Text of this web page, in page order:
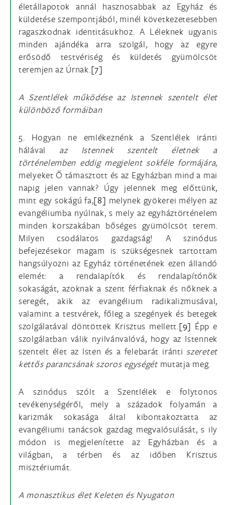
életállapotok annál hasznosabbak az Egyház és
küldetése szempontjából, minél következetesebben
ragaszkodnak identitásukhoz. A Léleknek ugyanis
minden ajándéka arra szolgál, hogy az egyre
erősödő testvériség és küldetés gyümölcsöt
teremjen az Úrnak.[7]
A Szentlélek működése az Istennek szentelt élet
különböző formáiban
5. Hogyan ne emlékeznénk a Szentlélek iránti
hálával az Istennek szentelt életnek a
történelemben eddig megjelent sokféle formájára,
melyeket Ő támasztott és az Egyházban mind a mai
napig jelen vannak? Úgy jelennek meg előttünk,
mint egy sokágú fa,[8] melynek gyökerei mélyen az
evangéliumba nyúlnak, s mely az egyháztörténelem
minden korszakában bőséges gyümölcsöt terem.
Milyen csodálatos gazdagság! A szinódus
befejezésekor magam is szükségesnek tartottam
hangsúlyozni az Egyház történetének ezen állandó
elemét: a rendalapítók és rendalapítónők
sokaságát, azoknak a szent férfiaknak és nőknek a
seregét, akik az evangélium radikalizmusával,
valamint a testvérek, főleg a szegények és betegek
szolgálatával döntöttek Krisztus mellett.[9] Épp e
szolgálatban válik nyilvánvalóvá, hogy az Istennek
szentelt élet az Isten és a felebarát iránti szeretet
kettős parancsának szoros egységétmutatja meg.
A szinódus szólt a Szentlélek e folytonos
tevékenységéről, mely a századok folyamán a
karizmák sokasága által kibontakoztatta az
evangéliumi tanácsok gazdag megvalósulását, s ily
módon is megjelenítette az Egyházban és a
világban, a térben és az időben Krisztus
misztériumát.
A monasztikus élet Keleten és Nyugaton